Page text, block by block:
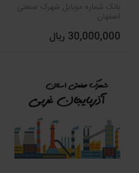
بانک شماره موبایل شهرک صنعتی
اصفهان
30,000,000 ریال